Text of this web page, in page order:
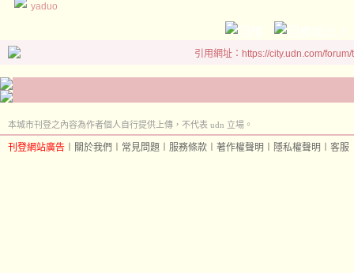
yaduo
引用網址：https://city.udn.com/
本城市刊登之內容為作者個人自行提供上傳，不代表 udn 立場。
刊登網站廣告 關於我們 常見問題 服務條款 著作權聲明 隱私權聲明 客服